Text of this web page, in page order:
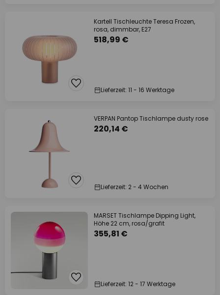
Kartell Tischleuchte Teresa Frozen,
rosa, dimmbar, E27
518,99 €
Lieferzeit: 11 - 16 Werktage
VERPAN Pantop Tischlampe dusty rose
220,14 €
Lieferzeit: 2 - 4 Wochen
MARSET Tischlampe Dipping Light,
Höhe 22 cm, rosa/grafit
355,81 €
Lieferzeit: 12 - 17 Werktage